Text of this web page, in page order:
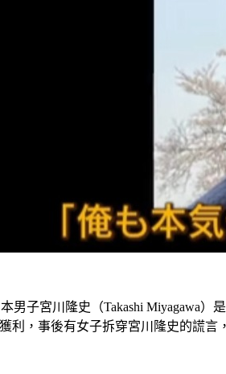
本男子宮川隆史（Takashi Miyagawa
利，事後有女子拆穿宮川隆史的謊